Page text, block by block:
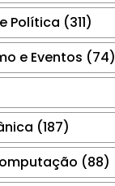
Política (311)
e Eventos (74)
(187)
(88)